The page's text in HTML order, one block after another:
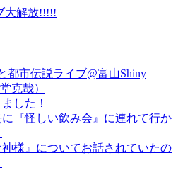
大解放!!!!!
都市伝説ライブ@富山Shiny
克哉）
した！
に『怪しい飲み会』に連れて行か
神様』についてお話されていたの